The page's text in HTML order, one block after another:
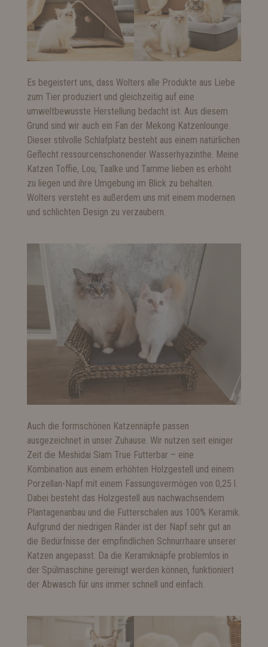
Es begeistert uns, dass Wolters alle Produkte aus Liebe
zum Tier produziert und gleichzeitig auf eine
umweltbewusste Herstellung bedacht ist. Aus diesem
Grund sind wir auch ein Fan der Mekong Katzenlounge.
Dieser stilvolle Schlafplatz besteht aus einem natürlichen
Geflecht ressourcenschonender Wasserhyazinthe. Meine
Katzen Toffie, Lou, Taalke und Tamme lieben es erhöht
zu liegen und ihre Umgebung im Blick zu behalten.
Wolters versteht es außerdem uns mit einem modernen
und schlichten Design zu verzaubern.
Auch die formschönen Katzennäpfe passen
ausgezeichnet in unser Zuhause. Wir nutzen seit einiger
Zeit die Meshidai Siam True Futterbar – eine
Kombination aus einem erhöhten Holzgestell und einem
Porzellan-Napf mit einem Fassungsvermögen von 0,25 l.
Dabei besteht das Holzgestell aus nachwachsendem
Plantagenanbau und die Futterschalen aus 100% Keramik.
Aufgrund der niedrigen Ränder ist der Napf sehr gut an
die Bedürfnisse der empfindlichen Schnurrhaare unserer
Katzen angepasst. Da die Keramiknäpfe problemlos in
der Spülmaschine gereinigt werden können, funktioniert
der Abwasch für uns immer schnell und einfach.